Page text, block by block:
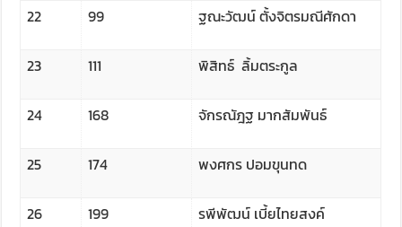
22 99 ฐณะวัฒน์ ตั้งจิตรมณีศักดา
23 111 พิสิทธ์ ลิ้มตระกูล
24 168 จักรณัฎฐ มากสัมพันธ์
25 174 พงศกร ปอมขุนทด
26 199 รพีพัฒน์ เบี้ยไทยสงค์